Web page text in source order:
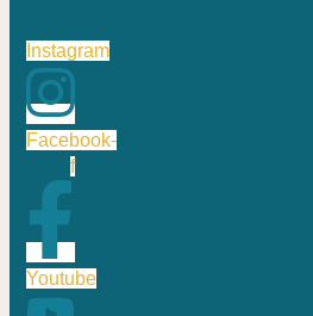
Instagram
Facebook-
f
Youtube